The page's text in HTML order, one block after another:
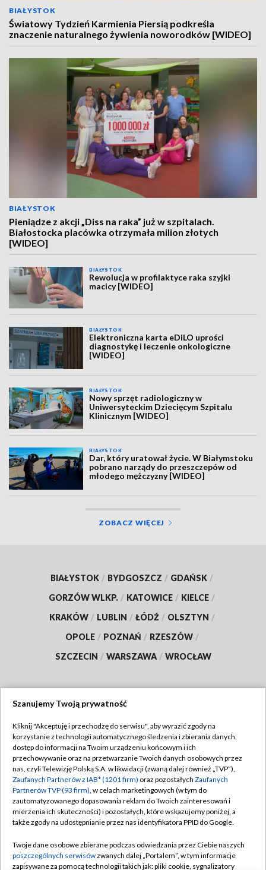
BIAŁYSTOK
Światowy Tydzień Karmienia Piersią podkreśla
znaczenie naturalnego żywienia noworodków [WIDEO]
BIAŁYSTOK
Pieniądze z akcji „Diss na raka” już w szpitalach.
Białostocka placówka otrzymała milion złotych
[WIDEO]
BIAŁYSTOK
Rewolucja w profilaktyce raka szyjki
macicy [WIDEO]
BIAŁYSTOK
Elektroniczna karta eDiLO uprości
diagnostykę i leczenie onkologiczne
[WIDEO]
BIAŁYSTOK
Nowy sprzęt radiologiczny w
Uniwersyteckim Dziecięcym Szpitalu
Klinicznym [WIDEO]
BIAŁYSTOK
Dar, który uratował życie. W Białymstoku
pobrano narządy do przeszczepów od
młodego mężczyzny [WIDEO]
ZOBACZ WIĘCEJ
BIAŁYSTOK / BYDGOSZCZ / GDAŃSK /
GORZÓW WLKP. / KATOWICE / KIELCE /
KRAKÓW / LUBLIN / ŁÓDŹ / OLSZTYN /
OPOLE / POZNAŃ / RZESZÓW /
SZCZECIN / WARSZAWA / WROCŁAW
TVP
Abonament TVP
Emisja w TVP
Centrum informacji TVP
Naziemna Telewizja Cyfrowa
Rada Programowa
Regulamin TVP
Polityka prywatności
Moje zgody
Pomoc
Kontakt
Szanujemy Twoją prywatność
Kliknij "Akceptuję i przechodzę do serwisu", aby wyrazić zgody na
korzystanie z technologii automatycznego śledzenia i zbierania danych,
dostęp do informacji na Twoim urządzeniu końcowym i ich
przechowywanie oraz na przetwarzanie Twoich danych osobowych przez
nas, czyli Telewizję Polską S.A. w likwidacji (zwaną dalej również „TVP”),
Zaufanych Partnerów z IAB* (1201 firm) oraz pozostałych Zaufanych
Partnerów TVP (93 firm), w celach marketingowych (w tym do
zautomatyzowanego dopasowania reklam do Twoich zainteresowań i
mierzenia ich skuteczności) i pozostałych, które wskazujemy poniżej, a
także zgody na udostępnianie przez nas identyfikatora PPID do Google.
Twoje dane osobowe zbierane podczas odwiedzania przez Ciebie naszych
poszczególnych serwisówzwanych dalej „Portalem”, w tym informacje
zapisywane za pomocą technologii takich jak: pliki cookie, sygnalizatory